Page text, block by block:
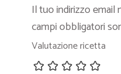
Il tuo indirizzo email
campi obbligatori
Valutazione ricetta